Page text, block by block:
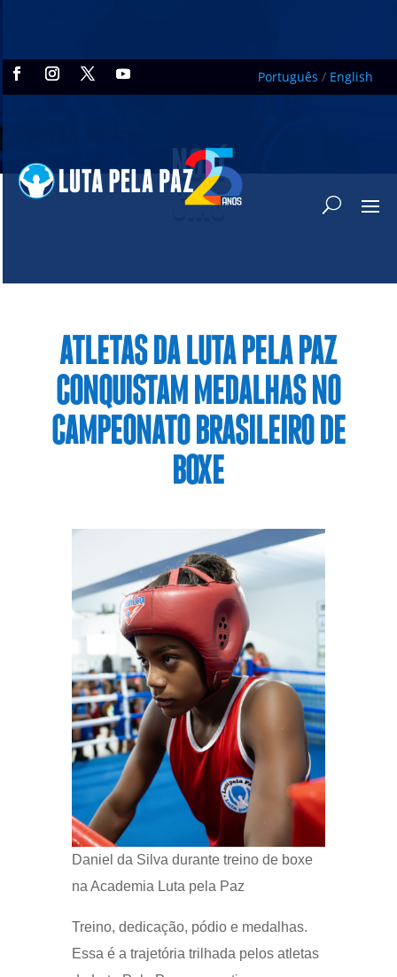
Português / English
NOTÍ
CIAS
ATLETAS DA LUTA PELA PAZ
CONQUISTAM MEDALHAS NO
CAMPEONATO BRASILEIRO DE
BOXE
Daniel da Silva durante treino de boxe
na Academia Luta pela Paz
Treino, dedicação, pódio e medalhas.
Essa é a trajetória trilhada pelos atletas